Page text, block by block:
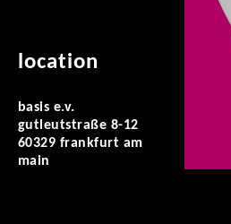
location
basis e.v.
gutleutstraße 8-12
60329 frankfurt am
main